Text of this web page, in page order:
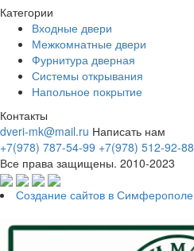
Категории
Входные двери
Межкомнатные двери
Фурнитура дверная
Системы открывания
Напольное покрытие
Контакты
dveri-mk@mail.ru Написать нам
+7(978) 787-54-99 +7(978) 512-92-88
Все права защищены. 2010-2023
Создание сайтов в Симферополе